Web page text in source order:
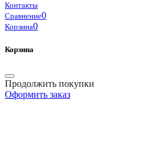
Контакты
Сравнение0
Корзина0
Корзина
Продолжить покупки
Оформить заказ